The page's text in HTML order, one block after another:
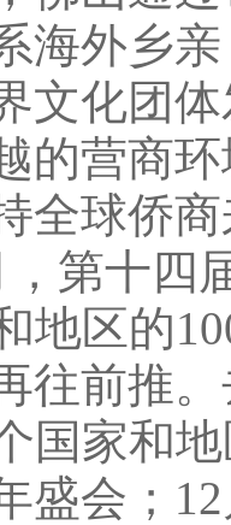
海外乡
文化团
的营商
全球侨
十四届
地区的
前推。
国家和
盛会；